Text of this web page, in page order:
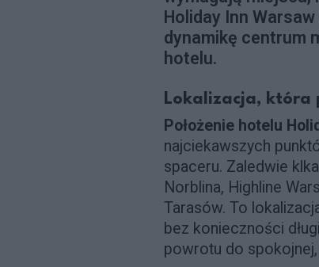
Holiday Inn
dynamikę centrum
hotelu.
Lokalizacja, która
Położenie hotelu
najciekawszych
spaceru. Zaledwie
Norblina, Highline
Tarasów. To
bez konieczności
powrotu do